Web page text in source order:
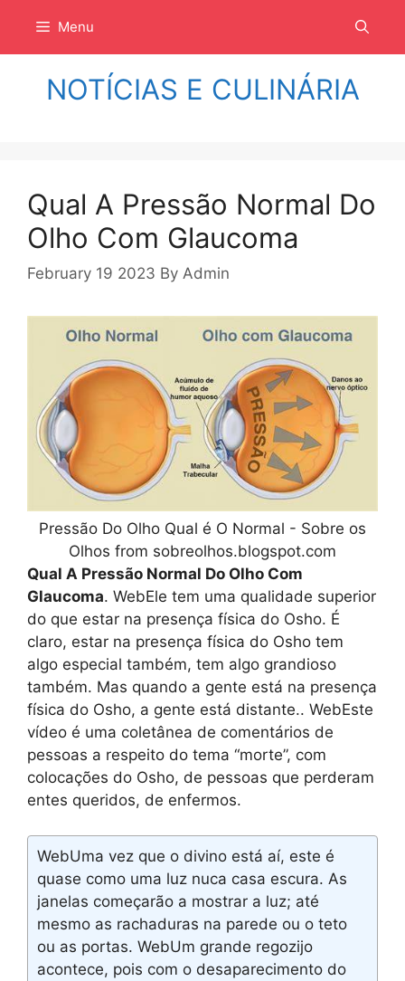
isi
Menu
NOTÍCIAS E CULINÁRIA
Qual A Pressão Normal Do
Olho Com Glaucoma
February 19 2023 By Admin
Pressão Do Olho Qual é O Normal - Sobre os
Olhos from sobreolhos.blogspot.com
Qual A Pressão Normal Do Olho Com
Glaucoma. WebEle tem uma qualidade superior
do que estar na presença física do Osho. É
claro, estar na presença física do Osho tem
algo especial também, tem algo grandioso
também. Mas quando a gente está na presença
física do Osho, a gente está distante.. WebEste
vídeo é uma coletânea de comentários de
pessoas a respeito do tema “morte”, com
colocações do Osho, de pessoas que perderam
entes queridos, de enfermos.
WebUma vez que o divino está aí, este é
quase como uma luz nuca casa escura. As
janelas começarão a mostrar a luz; até
mesmo as rachaduras na parede ou o teto
ou as portas. WebUm grande regozijo
acontece, pois com o desaparecimento do